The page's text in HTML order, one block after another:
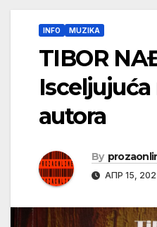
INFO MUZIKA
TIBOR
autora
By
АПР 15,